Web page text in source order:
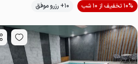
موقعیت در نقشه
10% تخفیف از 10 شب
10+ رزرو موفق